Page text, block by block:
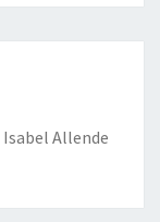
Isabel Allende